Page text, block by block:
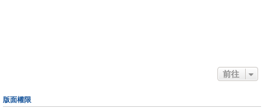
前往
版面權限